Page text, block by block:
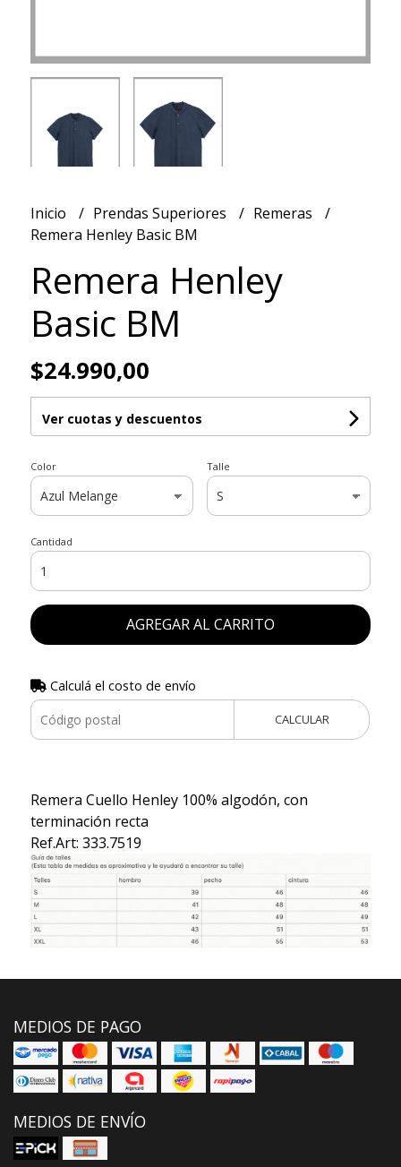
Inicio Prendas Superiores
Remeras
Remera Henley Basic BM
Remera Henley
Basic BM
$24.990,00
Ver cuotas y descuentos
Color Talle
Cantidad
AGREGAR AL CARRITO
Calculá el costo de envío
CALCULAR
Remera Cuello Henley 100% algodón, con
terminación recta
Ref.Art: 333.7519
MEDIOS DE PAGO
MEDIOS DE ENVÍO